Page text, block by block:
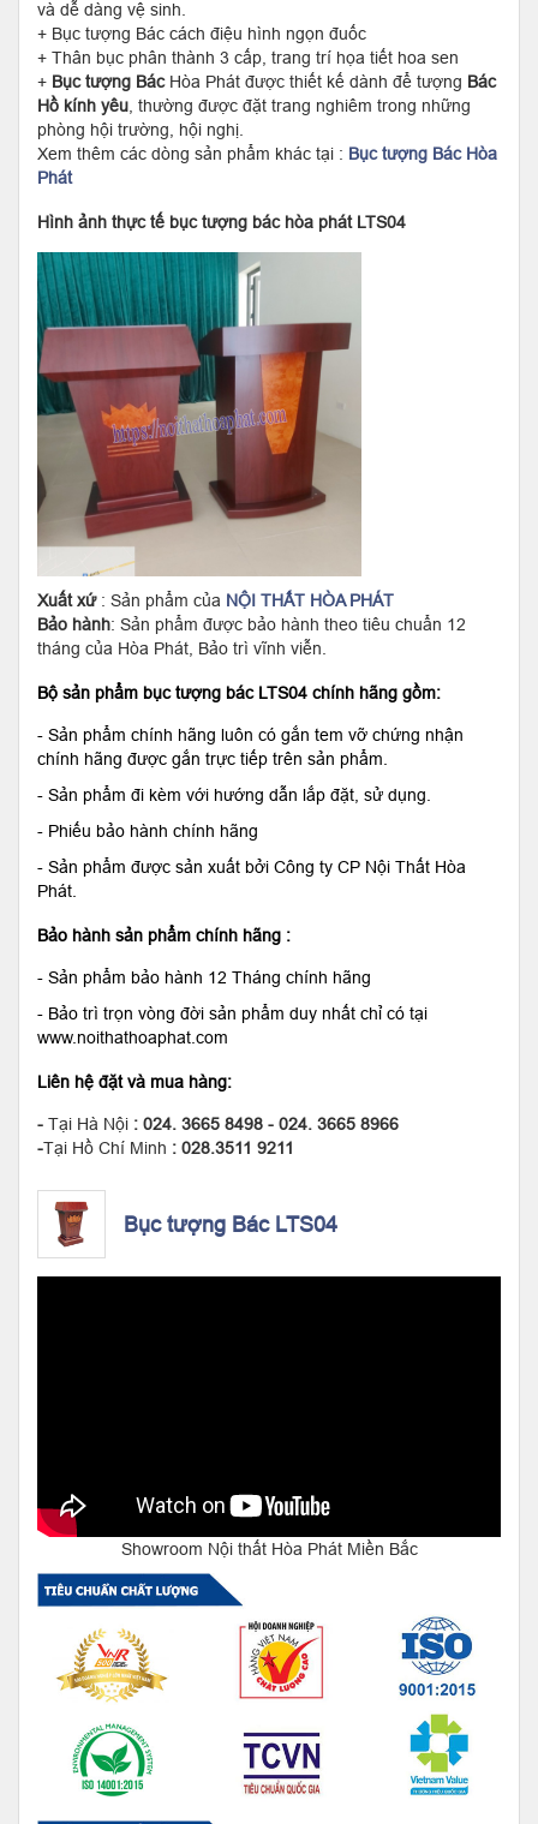
và dễ dàng vệ sinh.
+ Bục tượng Bác cách điệu hình ngọn đuốc
+ Thân bục phân thành 3 cấp, trang trí họa tiết hoa sen
+ Bục tượng Bác Hòa Phát được thiết kế dành để tượng Bác
Hồ kính yêu , thường được đặt trang nghiêm trong những
phòng hội trường, hội nghị.
Xem thêm các dòng sản phẩm khác tại : Bục tượng Bác Hòa
Phát
Hình ảnh thực tế bục tượng bác hòa phát LTS04
Xuất xứ: Sản phẩm của NỘI THẤT HÒA PHÁT
Bảo hành: Sản phẩm được bảo hành theo tiêu chuẩn 12
tháng của Hòa Phát, Bảo trì vĩnh viễn.
Bộ sản phẩm bục tượng bác LTS04 chính hãng gồm:
- Sản phẩm chính hãng luôn có gắn tem vỡ chứng nhận
chính hãng được gắn trực tiếp trên sản phẩm.
- Sản phẩm đi kèm với hướng dẫn lắp đặt, sử dụng.
- Phiếu bảo hành chính hãng
- Sản phẩm được sản xuất bởi Công ty CP Nội Thất Hòa
Phát.
Bảo hành sản phẩm chính hãng :
- Sản phẩm bảo hành 12 Tháng chính hãng
- Bảo trì trọn vòng đời sản phẩm duy nhất chỉ có tại
www.noithathoaphat.com
Liên hệ đặt và mua hàng:
- Tại Hà Nội : 024. 3665 8498 - 024. 3665 8966
-Tại Hồ Chí Minh : 028.3511 9211
Bục tượng Bác LTS04
Showroom Nội thất Hòa Phát Miền Bắc